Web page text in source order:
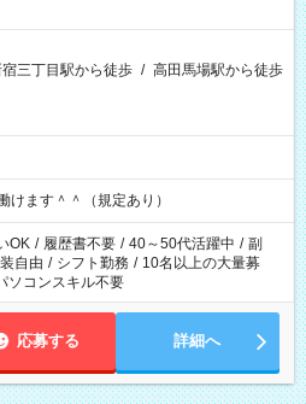
三丁目駅から徒歩 / 高田馬場駅から徒歩
ます＾＾（規定あり）
OK / 履歴書不要 / 40～50代活躍中 / 副
自由 / シフト勤務 / 10名以上の大量募
ソコンスキル不要
応募する 詳細へ